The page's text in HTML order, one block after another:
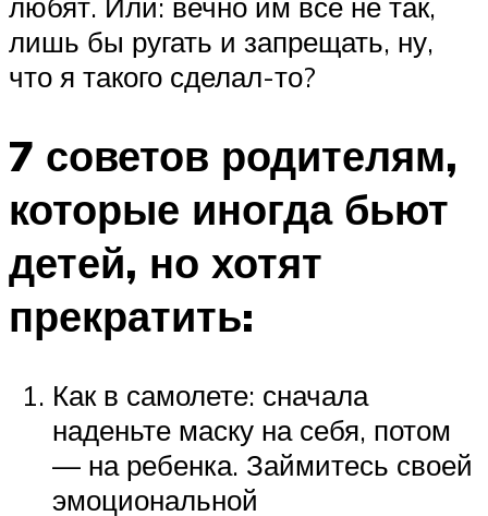
лишь бы ругать и запрещать, ну,
что я такого сделал-то?
7 советов родителям,
которые иногда бьют
детей, но хотят
прекратить:
Как в самолете: сначала
наденьте маску на себя, потом
— на ребенка. Займитесь своей
эмоциональной